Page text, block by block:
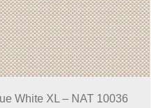
White XL – NAT 10036